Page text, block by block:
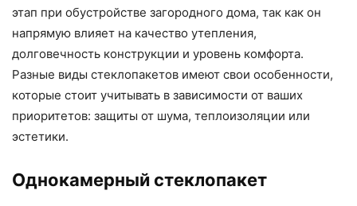
этап при обустройстве загородного дома, так как он
напрямую влияет на качество утепления,
долговечность конструкции и уровень комфорта.
Разные виды стеклопакетов имеют свои особенности,
которые стоит учитывать в зависимости от ваших
приоритетов: защиты от шума, теплоизоляции или
эстетики.
Однокамерный стеклопакет